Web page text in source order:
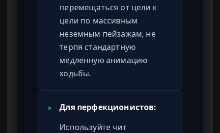
перемещаться от цели к
цели по массивным
неземным пейзажам, не
терпя стандартную
медленную анимацию
ходьбы.
➤
Для перфекционистов:
Используйте чит